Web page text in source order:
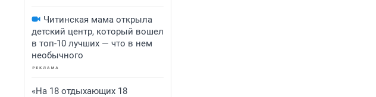
Читинская мама открыла
детский центр, который вошел
в топ-10 лучших — что в нем
необычного
«На 18 отдыхающих 18